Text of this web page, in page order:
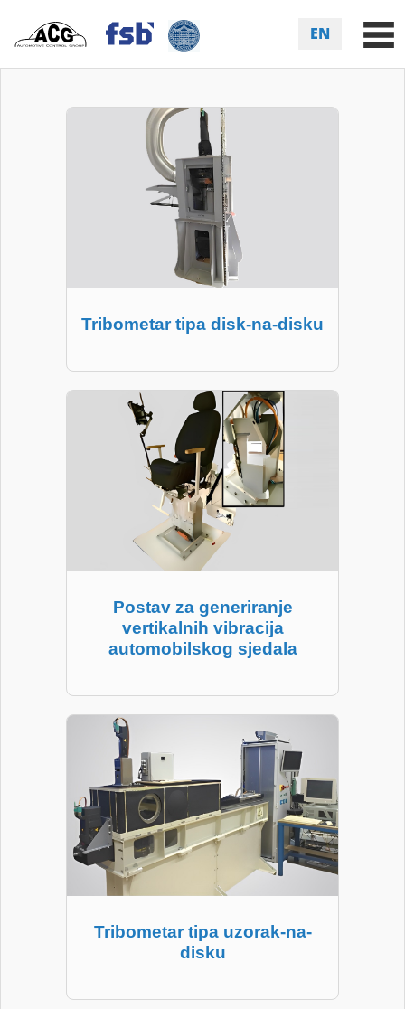
EN
Tribometar tipa disk-na-disku
Postav za generiranje
vertikalnih vibracija
automobilskog sjedala
Tribometar tipa uzorak-na-
disku